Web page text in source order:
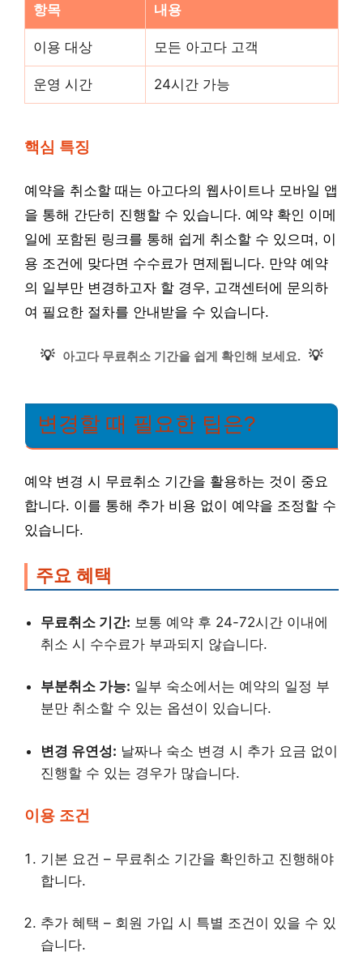
항목 내용
이용 대상 모든 아고다 고객
운영 시간 24시간 가능
핵심 특징
예약을 취소할 때는 아고다의 웹사이트나 모바일 앱
을 통해 간단히 진행할 수 있습니다. 예약 확인 이메
일에 포함된 링크를 통해 쉽게 취소할 수 있으며, 이
용 조건에 맞다면 수수료가 면제됩니다. 만약 예약
의 일부만 변경하고자 할 경우, 고객센터에 문의하
여 필요한 절차를 안내받을 수 있습니다.
💡 아고다 무료취소 기간을 쉽게 확인해 보세요. 💡
변경할 때 필요한 팁은?
예약 변경 시 무료취소 기간을 활용하는 것이 중요
합니다. 이를 통해 추가 비용 없이 예약을 조정할 수
있습니다.
주요 혜택
무료취소 기간: 보통 예약 후 24-72시간 이내에
취소 시 수수료가 부과되지 않습니다.
부분취소 가능: 일부 숙소에서는 예약의 일정 부
분만 취소할 수 있는 옵션이 있습니다.
변경 유연성: 날짜나 숙소 변경 시 추가 요금 없이
진행할 수 있는 경우가 많습니다.
이용 조건
기본 요건 – 무료취소 기간을 확인하고 진행해야
합니다.
추가 혜택 – 회원 가입 시 특별 조건이 있을 수 있
습니다.